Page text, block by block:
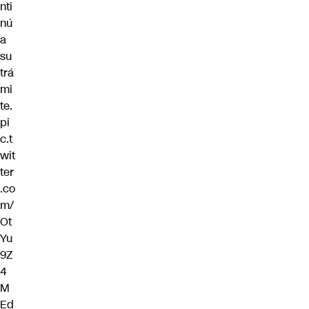
nti
nú
a
su
trá
mi
te.
pi
c.t
wit
ter
.co
m/
Ot
Yu
9Z
4
M
Ed